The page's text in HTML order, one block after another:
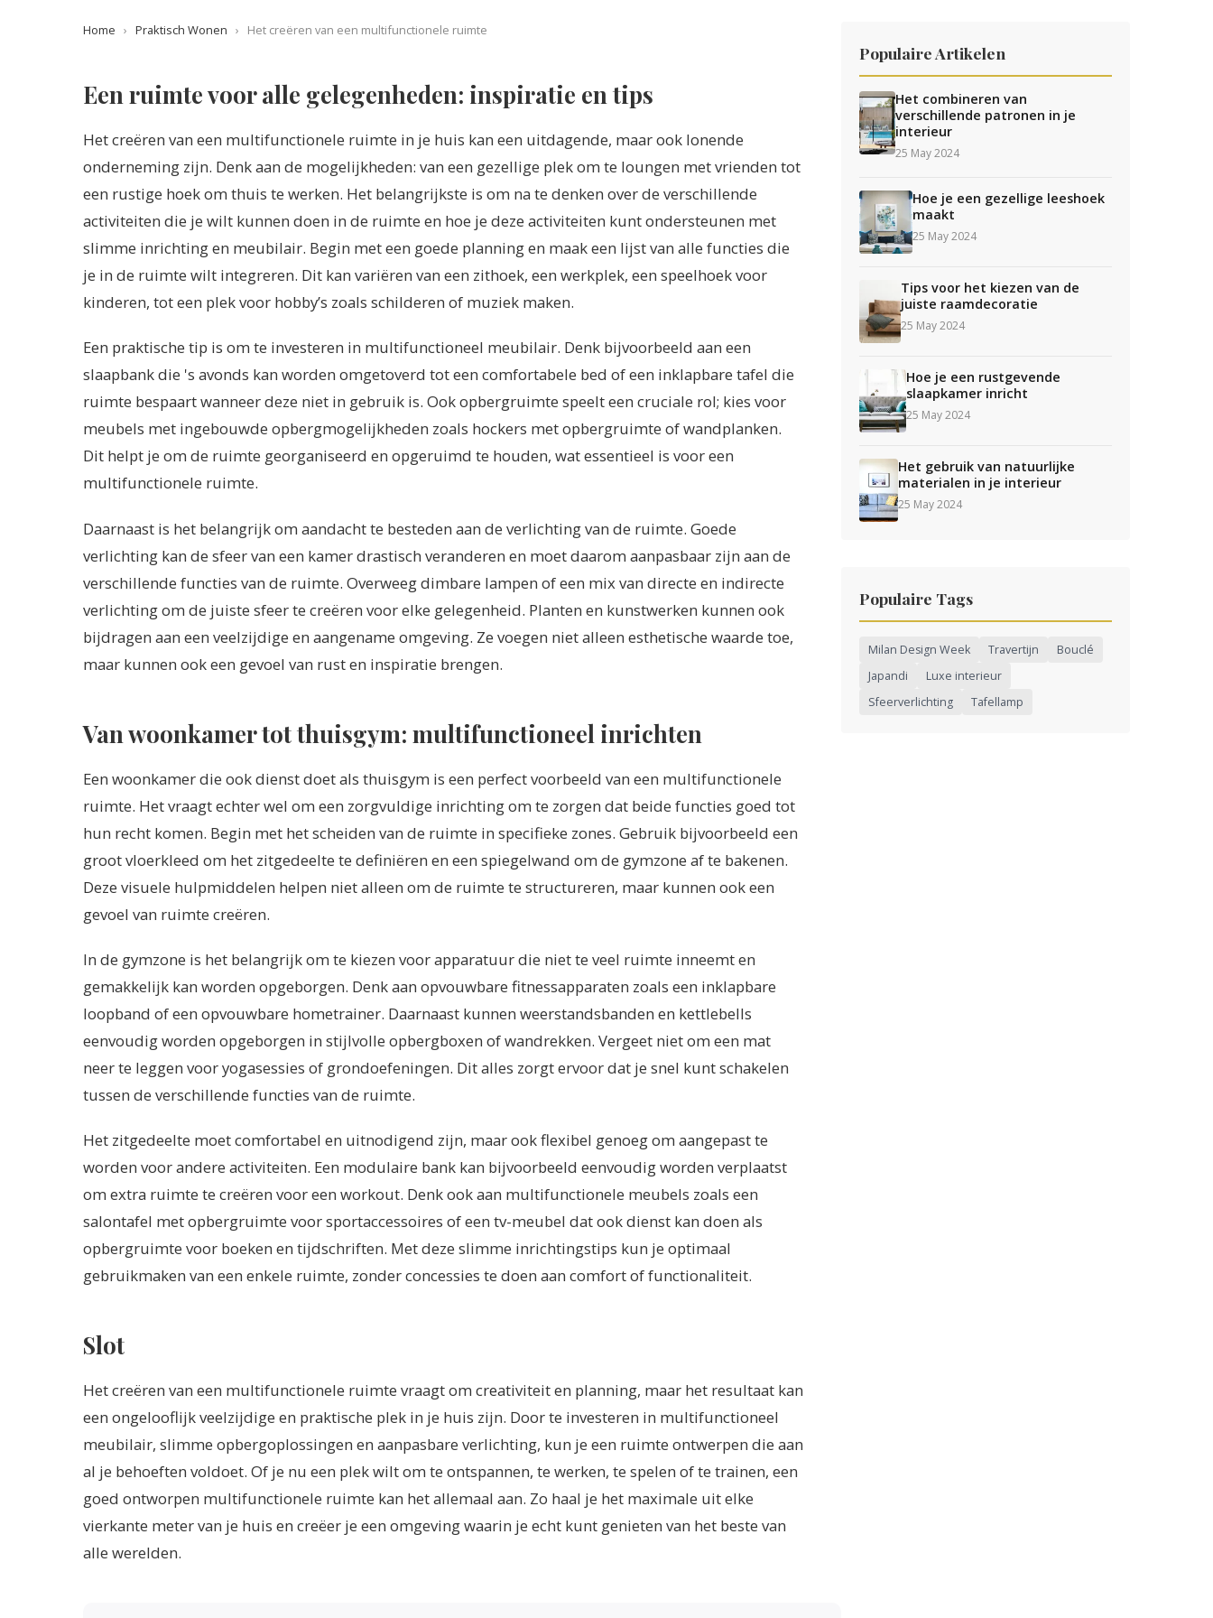
Home › Praktisch Wonen › Het creëren van een multifunctionele ruimte
Een ruimte voor alle gelegenheden: inspiratie en tips
Het creëren van een multifunctionele ruimte in je huis kan een uitdagende, maar ook lonende
onderneming zijn. Denk aan de mogelijkheden: van een gezellige plek om te loungen met vrienden tot
een rustige hoek om thuis te werken. Het belangrijkste is om na te denken over de verschillende
activiteiten die je wilt kunnen doen in de ruimte en hoe je deze activiteiten kunt ondersteunen met
slimme inrichting en meubilair. Begin met een goede planning en maak een lijst van alle functies die
je in de ruimte wilt integreren. Dit kan variëren van een zithoek, een werkplek, een speelhoek voor
kinderen, tot een plek voor hobby’s zoals schilderen of muziek maken.
Een praktische tip is om te investeren in multifunctioneel meubilair. Denk bijvoorbeeld aan een
slaapbank die 's avonds kan worden omgetoverd tot een comfortabele bed of een inklapbare tafel die
ruimte bespaart wanneer deze niet in gebruik is. Ook opbergruimte speelt een cruciale rol; kies voor
meubels met ingebouwde opbergmogelijkheden zoals hockers met opbergruimte of wandplanken.
Dit helpt je om de ruimte georganiseerd en opgeruimd te houden, wat essentieel is voor een
multifunctionele ruimte.
Daarnaast is het belangrijk om aandacht te besteden aan de verlichting van de ruimte. Goede
verlichting kan de sfeer van een kamer drastisch veranderen en moet daarom aanpasbaar zijn aan de
verschillende functies van de ruimte. Overweeg dimbare lampen of een mix van directe en indirecte
verlichting om de juiste sfeer te creëren voor elke gelegenheid. Planten en kunstwerken kunnen ook
bijdragen aan een veelzijdige en aangename omgeving. Ze voegen niet alleen esthetische waarde toe,
maar kunnen ook een gevoel van rust en inspiratie brengen.
Van woonkamer tot thuisgym: multifunctioneel inrichten
Een woonkamer die ook dienst doet als thuisgym is een perfect voorbeeld van een multifunctionele
ruimte. Het vraagt echter wel om een zorgvuldige inrichting om te zorgen dat beide functies goed tot
hun recht komen. Begin met het scheiden van de ruimte in specifieke zones. Gebruik bijvoorbeeld een
groot vloerkleed om het zitgedeelte te definiëren en een spiegelwand om de gymzone af te bakenen.
Deze visuele hulpmiddelen helpen niet alleen om de ruimte te structureren, maar kunnen ook een
gevoel van ruimte creëren.
In de gymzone is het belangrijk om te kiezen voor apparatuur die niet te veel ruimte inneemt en
gemakkelijk kan worden opgeborgen. Denk aan opvouwbare fitnessapparaten zoals een inklapbare
loopband of een opvouwbare hometrainer. Daarnaast kunnen weerstandsbanden en kettlebells
eenvoudig worden opgeborgen in stijlvolle opbergboxen of wandrekken. Vergeet niet om een mat
neer te leggen voor yogasessies of grondoefeningen. Dit alles zorgt ervoor dat je snel kunt schakelen
tussen de verschillende functies van de ruimte.
Het zitgedeelte moet comfortabel en uitnodigend zijn, maar ook flexibel genoeg om aangepast te
worden voor andere activiteiten. Een modulaire bank kan bijvoorbeeld eenvoudig worden verplaatst
om extra ruimte te creëren voor een workout. Denk ook aan multifunctionele meubels zoals een
salontafel met opbergruimte voor sportaccessoires of een tv-meubel dat ook dienst kan doen als
opbergruimte voor boeken en tijdschriften. Met deze slimme inrichtingstips kun je optimaal
gebruikmaken van een enkele ruimte, zonder concessies te doen aan comfort of functionaliteit.
Slot
Het creëren van een multifunctionele ruimte vraagt om creativiteit en planning, maar het resultaat kan
een ongelooflijk veelzijdige en praktische plek in je huis zijn. Door te investeren in multifunctioneel
meubilair, slimme opbergoplossingen en aanpasbare verlichting, kun je een ruimte ontwerpen die aan
al je behoeften voldoet. Of je nu een plek wilt om te ontspannen, te werken, te spelen of te trainen, een
goed ontworpen multifunctionele ruimte kan het allemaal aan. Zo haal je het maximale uit elke
vierkante meter van je huis en creëer je een omgeving waarin je echt kunt genieten van het beste van
alle werelden.
Populaire Artikelen
Het combineren van
verschillende patronen in je
interieur
25 May 2024
Hoe je een gezellige leeshoek
maakt
25 May 2024
Tips voor het kiezen van de
juiste raamdecoratie
25 May 2024
Hoe je een rustgevende
slaapkamer inricht
25 May 2024
Het gebruik van natuurlijke
materialen in je interieur
25 May 2024
Populaire Tags
Milan Design Week Travertijn
Bouclé
Japandi
Luxe interieur
Sfeerverlichting
Tafellamp